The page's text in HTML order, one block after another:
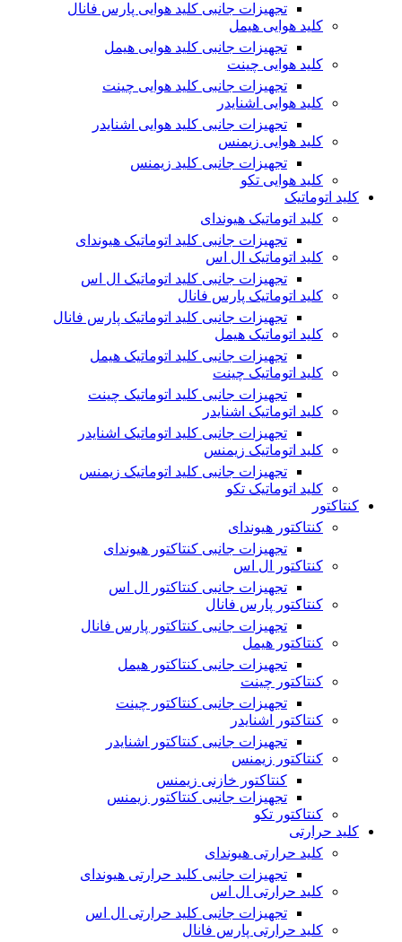
تجهیزات جانبی کلید هوایی پارس فانال
کلید هوایی هیمل
تجهیزات جانبی کلید هوایی هیمل
کلید هوایی چینت
تجهیزات جانبی کلید هوایی چینت
کلید هوایی اشنایدر
تجهیزات جانبی کلید هوایی اشنایدر
کلید هوایی زیمنس
تجهیزات جانبی کلید زیمنس
کلید هوایی تکو
کلید اتوماتیک
کلید اتوماتیک هیوندای
تجهیزات جانبی کلید اتوماتیک هیوندای
کلید اتوماتیک ال اس
تجهیزات جانبی کلید اتوماتیک ال اس
کلید اتوماتیک پارس فانال
تجهیزات جانبی کلید اتوماتیک پارس فانال
کلید اتوماتیک هیمل
تجهیزات جانبی کلید اتوماتیک هیمل
کلید اتوماتیک چینت
تجهیزات جانبی کلید اتوماتیک چینت
کلید اتوماتیک اشنایدر
تجهیزات جانبی کلید اتوماتیک اشنایدر
کلید اتوماتیک زیمنس
تجهیزات جانبی کلید اتوماتیک زیمنس
کلید اتوماتیک تکو
کنتاکتور
کنتاکتور هیوندای
تجهیزات جانبی کنتاکتور هیوندای
کنتاکتور ال اس
تجهیزات جانبی کنتاکتور ال اس
کنتاکتور پارس فانال
تجهیزات جانبی کنتاکتور پارس فانال
کنتاکتور هیمل
تجهیزات جانبی کنتاکتور هیمل
کنتاکتور چینت
تجهیزات جانبی کنتاکتور چینت
کنتاکتور اشنایدر
تجهیزات جانبی کنتاکتور اشنایدر
کنتاکتور زیمنس
کنتاکتور خازنی زیمنس
تجهیزات جانبی کنتاکتور زیمنس
کنتاکتور تکو
کلید حرارتی
کلید حرارتی هیوندای
تجهیزات جانبی کلید حرارتی هیوندای
کلید حرارتی ال اس
تجهیزات جانبی کلید حرارتی ال اس
کلید حرارتی پارس فانال